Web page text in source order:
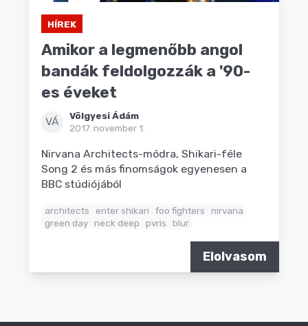
HÍREK
Amikor a legmenőbb angol
bandák feldolgozzák a '90-
es éveket
VÁ
Völgyesi Ádám
2017. november 1.
Nirvana Architects-módra, Shikari-féle
Song 2 és más finomságok egyenesen a
BBC stúdiójából
architects enter shikari foo fighters
nirvana
green day neck deep pvris blur
Elolvasom